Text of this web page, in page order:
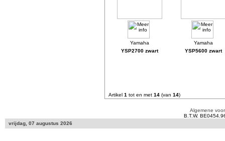
YSP2700 zwart YSP5600 zwart
Artikel 1 tot en met 14 (van 14)
Algemene
B.T.W.
vrijdag, 07 augustus 2026